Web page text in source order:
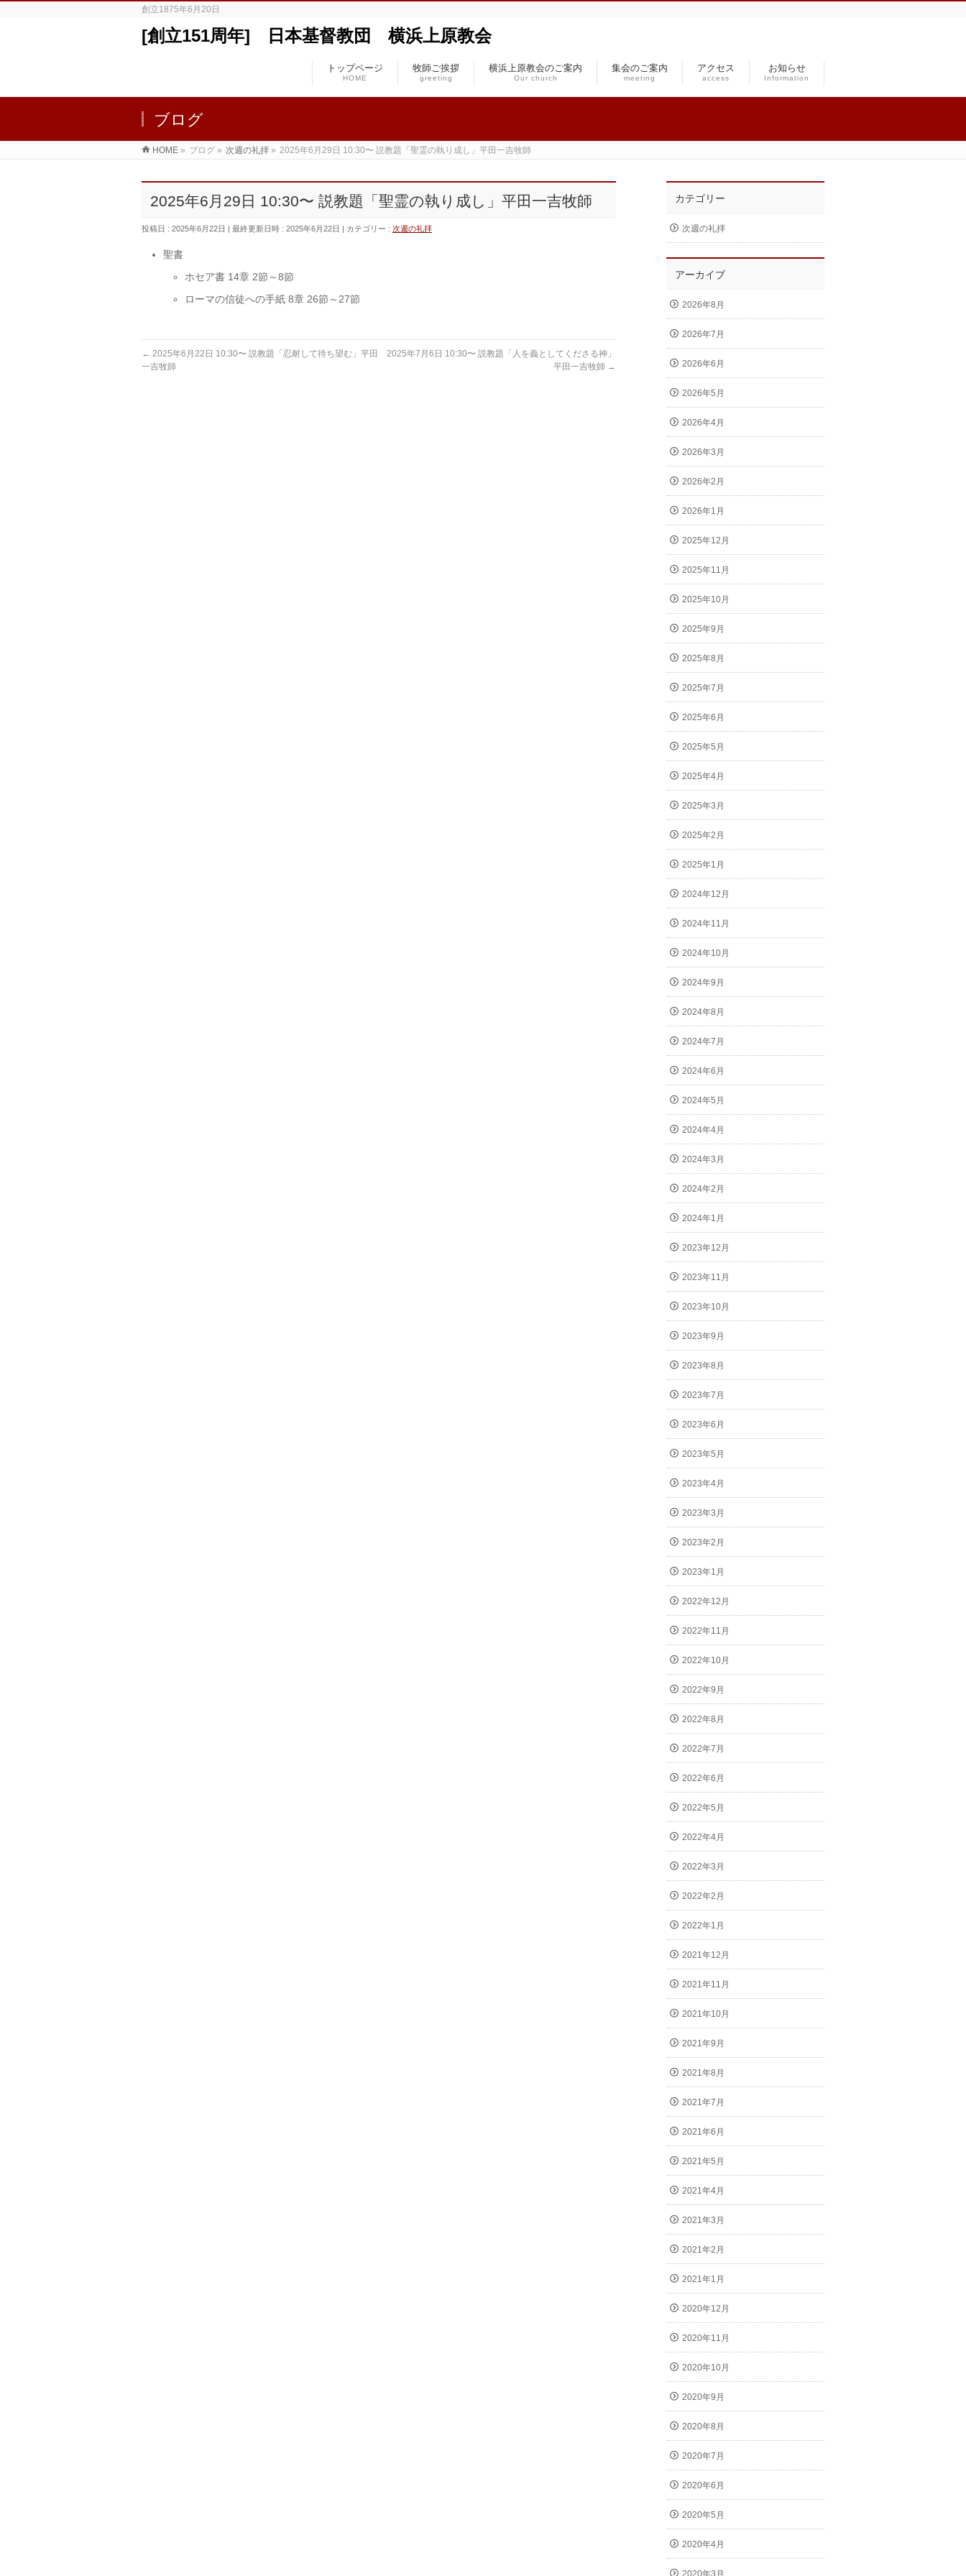
創立1875年6月20日
[創立151周年] 日本基督教団 横浜上原教会
トップページ
HOME
牧師ご挨拶
greeting
横浜上原教会のご案内
Our church
集会のご案内
meeting
アクセス
access
お知らせ
Information
ブログ
HOME » ブログ » 次週の礼拝 » 2025年6月29日 10:30〜 説教題「聖霊の執り成し」平田一吉牧師
2025年6月29日 10:30〜 説教題「聖霊の執り成し」平田一吉牧師
投稿日 : 2025年6月22日 最終更新日時 : 2025年6月22日 カテゴリー : 次週の礼拝
聖書
ホセア書 14章 2節～8節
ローマの信徒への手紙 8章 26節～27節
← 2025年6月22日 10:30〜 説教題「忍耐して待ち望む」平田
一吉牧師
2025年7月6日 10:30〜 説教題「人を義としてくださる神」
平田一吉牧師 →
カテゴリー
次週の礼拝
アーカイブ
2026年8月
2026年7月
2026年6月
2026年5月
2026年4月
2026年3月
2026年2月
2026年1月
2025年12月
2025年11月
2025年10月
2025年9月
2025年8月
2025年7月
2025年6月
2025年5月
2025年4月
2025年3月
2025年2月
2025年1月
2024年12月
2024年11月
2024年10月
2024年9月
2024年8月
2024年7月
2024年6月
2024年5月
2024年4月
2024年3月
2024年2月
2024年1月
2023年12月
2023年11月
2023年10月
2023年9月
2023年8月
2023年7月
2023年6月
2023年5月
2023年4月
2023年3月
2023年2月
2023年1月
2022年12月
2022年11月
2022年10月
2022年9月
2022年8月
2022年7月
2022年6月
2022年5月
2022年4月
2022年3月
2022年2月
2022年1月
2021年12月
2021年11月
2021年10月
2021年9月
2021年8月
2021年7月
2021年6月
2021年5月
2021年4月
2021年3月
2021年2月
2021年1月
2020年12月
2020年11月
2020年10月
2020年9月
2020年8月
2020年7月
2020年6月
2020年5月
2020年4月
2020年3月